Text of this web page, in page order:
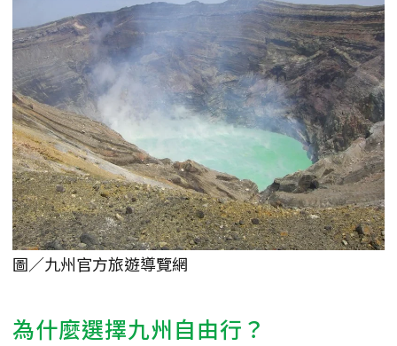
圖／九州官方旅遊導覽網
為什麼選擇九州自由行？